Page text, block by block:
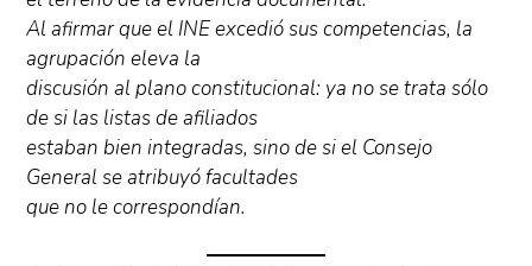
Al afirmar que el INE excedió sus competencias, la
agrupación eleva la
discusión al plano constitucional: ya no se trata sólo
de si las listas de afiliados
estaban bien integradas, sino de si el Consejo
General se atribuyó facultades
que no le correspondían.